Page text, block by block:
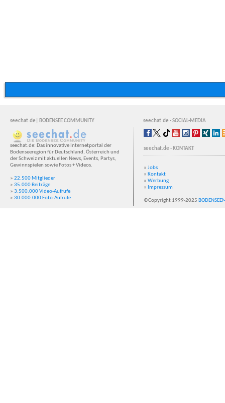
seechat.de| BODENSEE COMMUNITY seechat.de - SOCIAL-MEDIA
seechat.de: Das innovative Internetportal der
Bodenseeregion für Deutschland, Österreich und
der Schweiz mit aktuellen News, Events, Partys,
Gewinnspielen sowie Fotos + Videos.
» 22.500 Mitglieder
» 35.000 Beiträge
» 3.500.000 Video-Aufrufe
» 30.000.000 Foto-Aufrufe
seechat.de - KONTAKT
» Jobs
» Kontakt
» Werbung
» Impressum
©Copyright 1999-2025